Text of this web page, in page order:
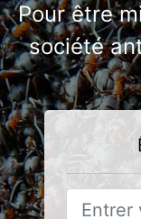
Pour être
société